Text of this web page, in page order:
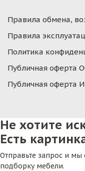
Правила обмена,
Правила
Политика
Публичная оферта
Публичная оферта
Не хотите
Есть
Отправьте запрос и
подборку мебели.